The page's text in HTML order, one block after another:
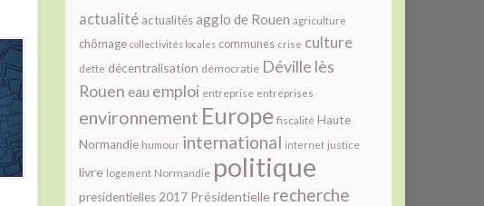
actualité actualitésagglo de Rouen agriculture
chômage collectivités locales communes crise culture
dette décentralisation démocratie Déville lès
Rouen eau emploi entreprise entreprises
environnement Europe fiscalité Haute
Normandie humour international internet justice
livre logement Normandie politique
presidentielles 2017 Présidentielle recherche